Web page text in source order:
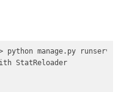
manage.py runserver
StatReloader